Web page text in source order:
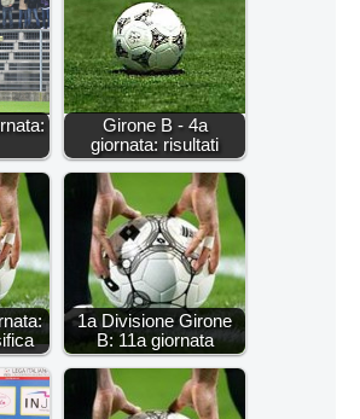
Girone B - 4a
giornata: risultati
1a Divisione Girone
B: 11a giornata